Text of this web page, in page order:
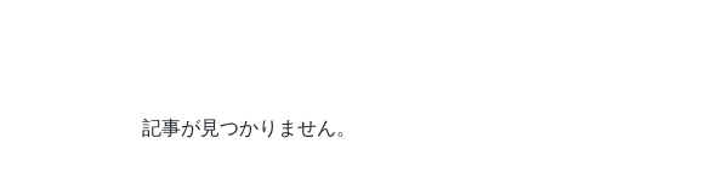
記事が見つかりません。